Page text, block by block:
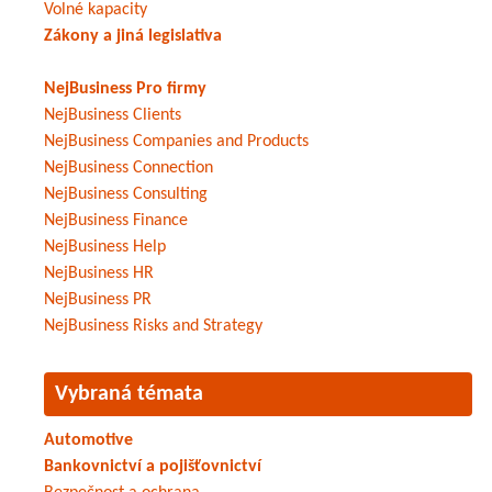
Volné kapacity
Zákony a jiná legislativa
NejBusiness Pro firmy
NejBusiness Clients
NejBusiness Companies and Products
NejBusiness Connection
NejBusiness Consulting
NejBusiness Finance
NejBusiness Help
NejBusiness HR
NejBusiness PR
NejBusiness Risks and Strategy
Vybraná témata
Automotive
Bankovnictví a pojišťovnictví